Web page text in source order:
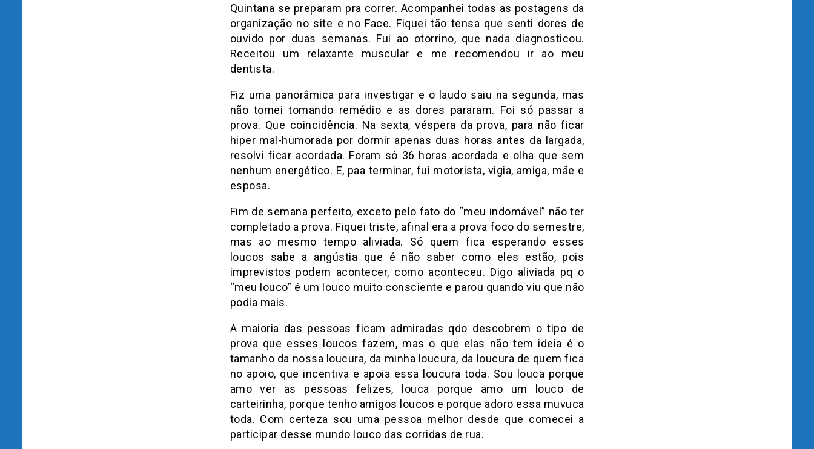
Quintana se preparam pra correr. Acompanhei todas as postagens da
organização no site e no Face. Fiquei tão tensa que senti dores de
ouvido por duas semanas. Fui ao otorrino, que nada diagnosticou.
Receitou um relaxante muscular e me recomendou ir ao meu
dentista.
Fiz uma panorâmica para investigar e o laudo saiu na segunda, mas
não tomei tomando remédio e as dores pararam. Foi só passar a
prova. Que coincidência. Na sexta, véspera da prova, para não ficar
hiper mal-humorada por dormir apenas duas horas antes da largada,
resolvi ficar acordada. Foram só 36 horas acordada e olha que sem
nenhum energético. E, paa terminar, fui motorista, vigia, amiga, mãe e
esposa.
Fim de semana perfeito, exceto pelo fato do “meu indomável” não ter
completado a prova. Fiquei triste, afinal era a prova foco do semestre,
mas ao mesmo tempo aliviada. Só quem fica esperando esses
loucos sabe a angústia que é não saber como eles estão, pois
imprevistos podem acontecer, como aconteceu. Digo aliviada pq o
“meu louco” é um louco muito consciente e parou quando viu que não
podia mais.
A maioria das pessoas ficam admiradas qdo descobrem o tipo de
prova que esses loucos fazem, mas o que elas não tem ideia é o
tamanho da nossa loucura, da minha loucura, da loucura de quem fica
no apoio, que incentiva e apoia essa loucura toda. Sou louca porque
amo ver as pessoas felizes, louca porque amo um louco de
carteirinha, porque tenho amigos loucos e porque adoro essa muvuca
toda. Com certeza sou uma pessoa melhor desde que comecei a
participar desse mundo louco das corridas de rua.